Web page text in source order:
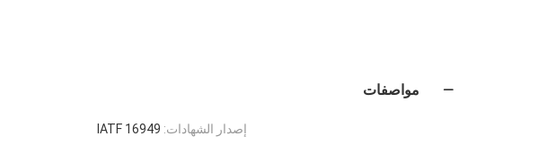
مواصفات
إصدار الشهادات: IATF 16949